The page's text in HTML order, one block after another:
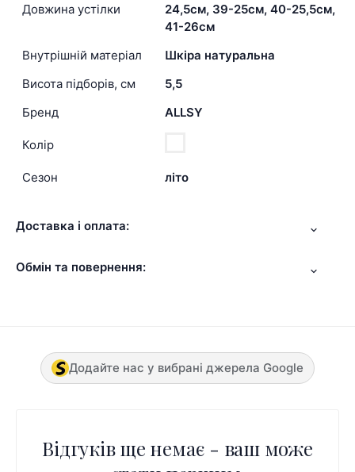
Довжина устілки
24,5см, 39-25см, 40-25,5см,
41-26см
Внутрішній матеріал
Шкіра натуральна
Висота підборів, см
5,5
Бренд
ALLSY
Колір
Сезон літо
Доставка і оплата:
Обмін та повернення:
Додайте нас у вибрані джерела Google
Відгуків ще немає - ваш може